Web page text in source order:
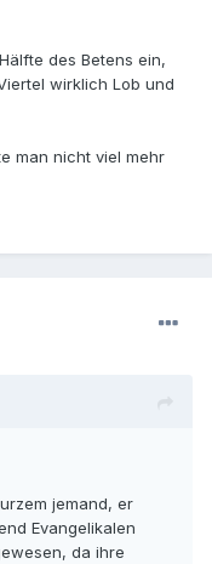
des Betens ein,
wirklich Lob und
man nicht viel mehr
jemand, er
Evangelikalen
da ihre